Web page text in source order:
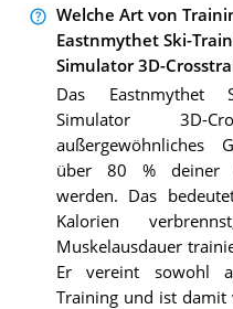
Welche Art von
Eastnmythet Ski-
Simulator 3D-
Das Eastnmythet
Simulator 3D-
außergewöhnliches
über 80 % deiner
werden. Das
Kalorien
Muskelausdauer
Er vereint sowohl
Training und ist damit